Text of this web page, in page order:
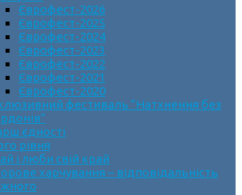
Єврофест-2026
Єврофест-2025
Єврофест-2024
Єврофест-2023
Єврофест-2022
Єврофест-2021
Єврофест-2020
фестиваль “Натхнення без
єдності
рівня
і люби свій край
харчування – відповідальність